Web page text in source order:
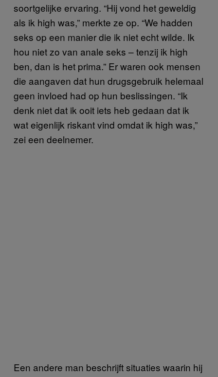
soortgelijke ervaring. “Hij vond het geweldig
als ik high was,” merkte ze op. “We hadden
seks op een manier die ik niet echt wilde. Ik
hou niet zo van anale seks – tenzij ik high
ben, dan is het prima.” Er waren ook mensen
die aangaven dat hun drugsgebruik helemaal
geen invloed had op hun beslissingen. “Ik
denk niet dat ik ooit iets heb gedaan dat ik
wat eigenlijk riskant vind omdat ik high was,”
zei een deelnemer.
Een andere man beschrijft situaties waarin hij